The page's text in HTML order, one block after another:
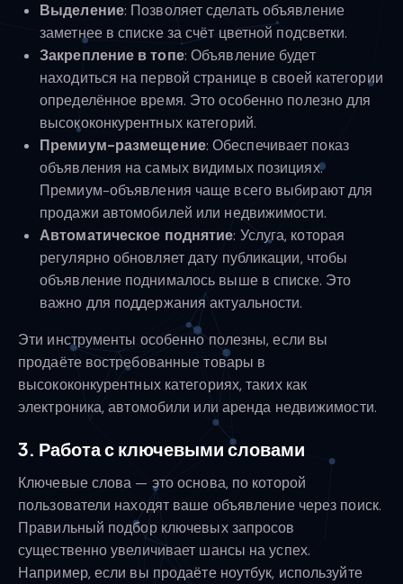
Выделение: Позволяет сделать объявление
заметнее в списке за счёт цветной подсветки.
Закрепление в топе: Объявление будет
находиться на первой странице в своей категории
определённое время. Это особенно полезно для
высококонкурентных категорий.
Премиум-размещение: Обеспечивает показ
объявления на самых видимых позициях.
Премиум-объявления чаще всего выбирают для
продажи автомобилей или недвижимости.
Автоматическое поднятие: Услуга, которая
регулярно обновляет дату публикации, чтобы
объявление поднималось выше в списке. Это
важно для поддержания актуальности.
Эти инструменты особенно полезны, если вы
продаёте востребованные товары в
высококонкурентных категориях, таких как
электроника, автомобили или аренда недвижимости.
3. Работа с ключевыми словами
Ключевые слова — это основа, по которой
пользователи находят ваше объявление через поиск.
Правильный подбор ключевых запросов
существенно увеличивает шансы на успех.
Например, если вы продаёте ноутбук, используйте